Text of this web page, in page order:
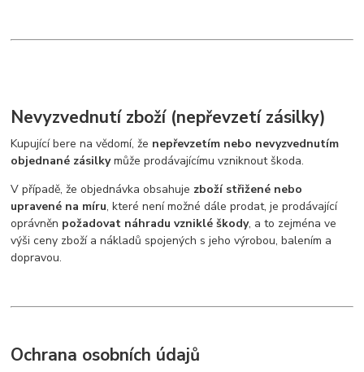
Nevyzvednutí zboží (nepřevzetí zásilky)
Kupující bere na vědomí, že nepřevzetím nebo nevyzvednutím
objednané zásilkymůže prodávajícímu vzniknout škoda.
V případě, že objednávka obsahuje zboží střižené nebo
upravené na míru, které není možné dále prodat, je prodávající
oprávněn požadovat náhradu vzniklé škody, a to zejména ve
výši ceny zboží a nákladů spojených s jeho výrobou, balením a
dopravou.
Ochrana osobních údajů